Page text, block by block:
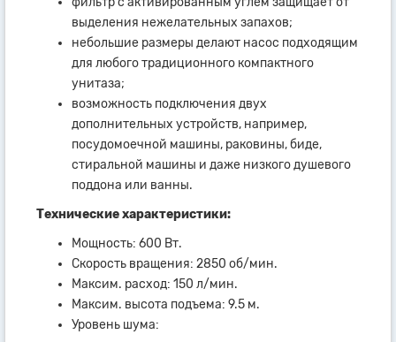
выделения нежелательных запахов;
небольшие размеры делают насос подходящим
для любого традиционного компактного
унитаза;
возможность подключения двух
дополнительных устройств, например,
посудомоечной машины, раковины, биде,
стиральной машины и даже низкого душевого
поддона или ванны.
Технические характеристики:
Мощность: 600 Вт.
Скорость вращения: 2850 об/мин.
Максим. расход: 150 л/мин.
Максим. высота подъема: 9.5 м.
Уровень шума: